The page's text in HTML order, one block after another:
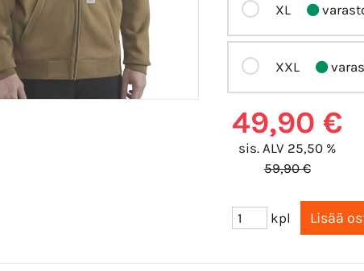
XL
XXL
49,90 €
sis. ALV 25,50 %
59,90 €
kpl